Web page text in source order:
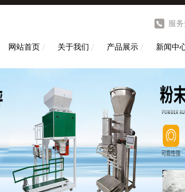
服务
网站首页 关于我们 产品展示 新闻中